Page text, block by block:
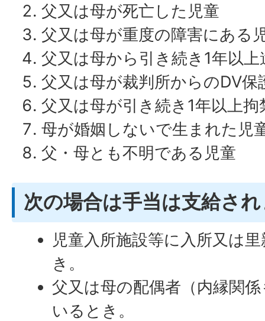
父又は母が死亡した児童
父又は母が重度の障害にある
父又は母から引き続き1年以
父又は母が裁判所からのDV保
父又は母が引き続き1年以上
母が婚姻しないで生まれた児
父・母とも不明である児童
次の場合は手当は支給さ
児童入所施設等に入所又は
き。
父又は母の配偶者（内縁関
いるとき。